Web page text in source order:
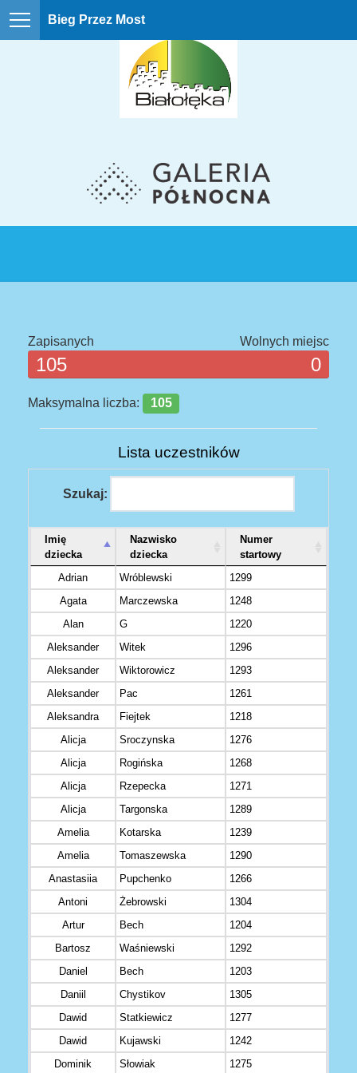
Bieg Przez Most
Zapisanych Wolnych miejsc
105 0
Maksymalna liczba: 105
Lista uczestników
Szukaj:
Imię
dziecka
Nazwisko
dziecka
Numer
startowy
Adrian
Wróblewski
1299
Agata
Marczewska
1248
Alan
G
1220
Aleksander
Witek
1296
Aleksander
Wiktorowicz
1293
Aleksander
Pac
1261
Aleksandra
Fiejtek
1218
Alicja
Sroczynska
1276
Alicja
Rogińska
1268
Alicja
Rzepecka
1271
Alicja
Targonska
1289
Amelia
Kotarska
1239
Amelia
Tomaszewska
1290
Anastasiia
Pupchenko
1266
Antoni
Żebrowski
1304
Artur
Bech
1204
Bartosz
Waśniewski
1292
Daniel
Bech
1203
Daniil
Chystikov
1305
Dawid
Statkiewicz
1277
Dawid
Kujawski
1242
Dominik
Słowiak
1275